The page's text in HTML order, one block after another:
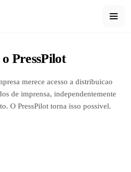
PressPilot
merece acesso a distribuicao
de imprensa, independentemente
O PressPilot torna isso possivel.